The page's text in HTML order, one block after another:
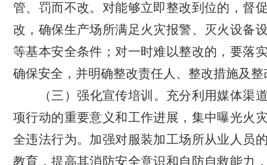
管、罚而不改。对能够立即整改到位的，督
改，确保生产场所满足火灾报警、灭火设备
等基本安全条件；对一时难以整改的，要落
确保安全，并明确整改责任人、整改措施及整
（三）强化宣传培训。 充分利用媒体渠
项行动的重要意义和工作进展，集中曝光火
全违法行为。加强对服装加工场所从业人员
教育，提高其消防安全意识和自防自救能力